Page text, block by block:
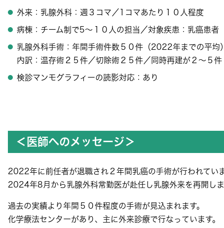
外来：乳腺外科：週３コマ／1コマあたり１０人程度
病棟：チーム制で5〜１０人の担当／対象疾患：乳癌患者
乳腺外科手術：年間手術件数５０件（2022年までの平均）
内訳：温存術２５件／切除術２５件／同時再建が２〜５件
検診マンモグラフィーの読影対応：あり
＜医師へのメッセージ＞
2022年に前任者が退職され２年間乳癌の手術が行われてい
2024年8月から乳腺外科常勤医が赴任し乳腺外来を再開しま
過去の実績より年間５０件程度の手術が見込まれます。
化学療法センターがあり、主に外来診療で行なっています。